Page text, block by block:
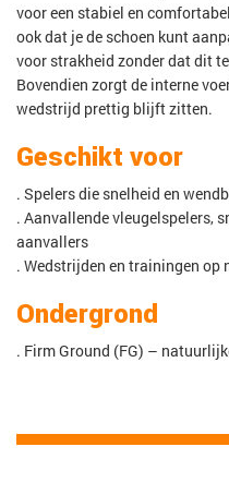
voor een stabiel en
ook dat je de schoen kunt
voor strakheid zonder dat dit
Bovendien zorgt de interne
wedstrijd prettig blijft zitten.
Geschikt voor
. Spelers die snelheid en
. Aanvallende vleugelspelers,
aanvallers
. Wedstrijden en trainingen op
Ondergrond
. Firm Ground (FG) –